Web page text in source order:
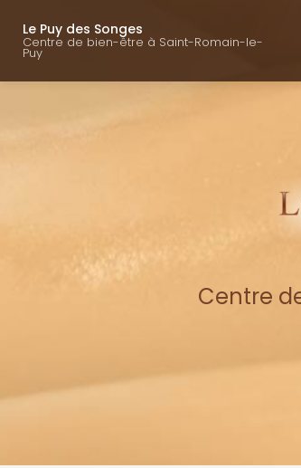
contenu
Le Puy des Songes
Centre de bien-être à Saint-Romain-le-
Puy
Centre